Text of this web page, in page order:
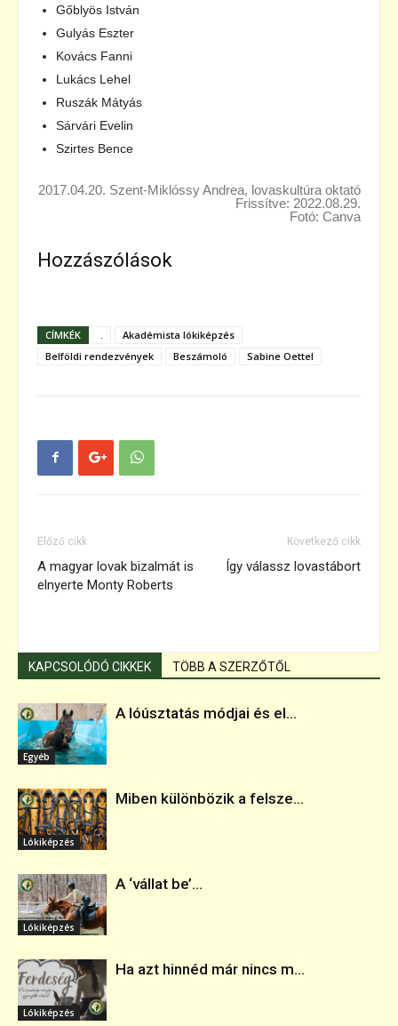
Gőblyös István
Gulyás Eszter
Kovács Fanni
Lukács Lehel
Ruszák Mátyás
Sárvári Evelin
Szirtes Bence
2017.04.20. Szent-Miklóssy Andrea, lovaskultúra oktató
Frissítve: 2022.08.29.
Fotó: Canva
Hozzászólások
CÍMKÉK
Akadémista lókiképzés
Belföldi rendezvények
Beszámoló Sabine Oettel
Előző cikk
A magyar lovak bizalmát is
elnyerte Monty Roberts
Következő cikk
Így válassz lovastábort
KAPCSOLÓDÓ CIKKEK TÖBB A SZERZŐTŐL
Egyéb
A lóúsztatás módjai és el...
Lókiképzés
Miben különbözik a felsze...
Lókiképzés
A ‘vállat be’...
Lókiképzés
Ha azt hinnéd már nincs m...